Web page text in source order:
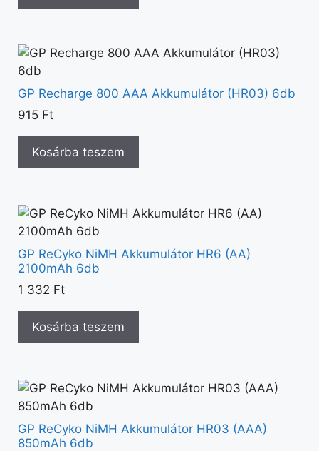
GP Recharge 800 AAA Akkumulátor (HR03) 6db
915 Ft
Kosárba teszem
GP ReCyko NiMH Akkumulátor HR6 (AA)
2100mAh 6db
1 332 Ft
Kosárba teszem
GP ReCyko NiMH Akkumulátor HR03 (AAA)
850mAh 6db